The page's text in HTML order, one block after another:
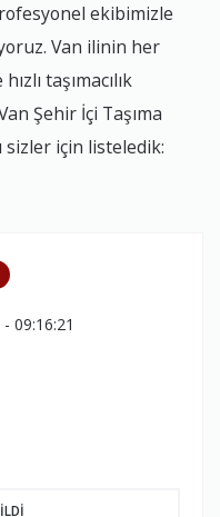
ekibimizle
Van ilinin her
taşımacılık
Şehir İçi Taşıma
sizler için listeledik:
09:16:21